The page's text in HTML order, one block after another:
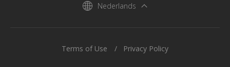
Nederlands
Terms of Use Privacy Policy